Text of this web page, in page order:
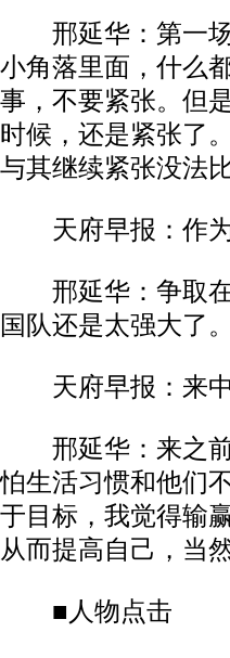
邢延华：第一场
小角落里面，什么
事，不要紧张。但
时候，还是紧张了
与其继续紧张没法
天府早报：作为
邢延华：争取在
国队还是太强大了。
天府早报：来中
邢延华：来之前
怕生活习惯和他们
于目标，我觉得输
从而提高自己，当
■人物点击